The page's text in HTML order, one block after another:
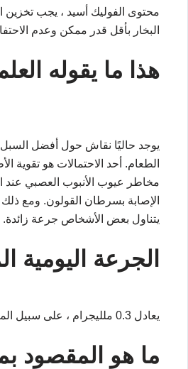
محتوى الفوليك أسيد ، يجب
البخار بأقل قدر ممكن وعدم
هذا ما يقوله
يوجد حاليًا نقاش حول أفضل
الطعام. أحد الاحتمالات هو
الإصابة بسرطان القولون. ومع
يتناول بعض الأشخاص جرعة زائدة.
الجرعة اليومية
يعادل 0.3 ملليجرام ، على سبيل المثال 200 جرام من الملفوف أو 300 جرام من كرنب بروكسل
ما هو المقصود